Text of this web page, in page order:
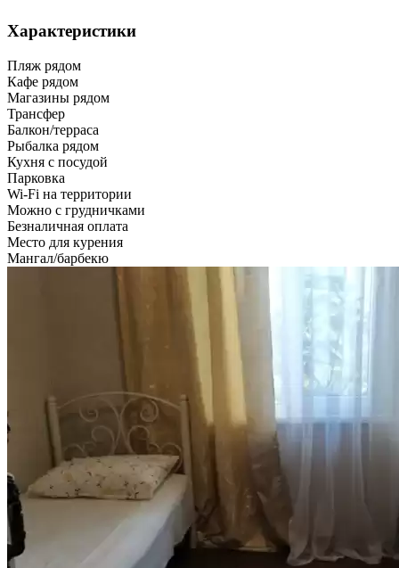
Характеристики
Пляж рядом
Кафе рядом
Магазины рядом
Трансфер
Балкон/терраса
Рыбалка рядом
Кухня с посудой
Парковка
Wi-Fi на территории
Можно с грудничками
Безналичная оплата
Место для курения
Мангал/барбекю